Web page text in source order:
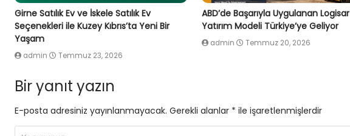
Girne Satılık Ev ve İskele Satılık Ev
Seçenekleri ile Kuzey Kıbrıs’ta Yeni Bir
Yaşam
admin Temmuz 23, 2026
ABD’de Başarıyla Uygulanan Logisar
Yatırım Modeli Türkiye’ye Geliyor
admin Temmuz 20, 2026
Bir yanıt yazın
E-posta adresiniz yayınlanmayacak. Gerekli alanlar * ile işaretlenmişlerdir